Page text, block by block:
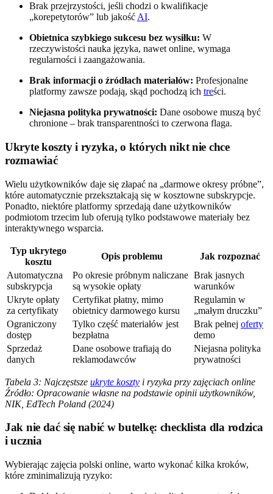
Brak przejrzystości, jeśli chodzi o kwalifikacje
„korepetytorów” lub jakość AI.
Obietnica szybkiego sukcesu bez wysiłku: W
rzeczywistości nauka języka, nawet online, wymaga
regularności i zaangażowania.
Brak informacji o źródłach materiałów: Profesjonalne
platformy zawsze podają, skąd pochodzą ich treści.
Niejasna polityka prywatności: Dane osobowe muszą być
chronione – brak transparentności to czerwona flaga.
Ukryte koszty i ryzyka, o których nikt nie chce
rozmawiać
Wielu użytkowników daje się złapać na „darmowe okresy próbne”,
które automatycznie przekształcają się w kosztowne subskrypcje.
Ponadto, niektóre platformy sprzedają dane użytkowników
podmiotom trzecim lub oferują tylko podstawowe materiały bez
interaktywnego wsparcia.
Typ ukrytego
kosztu
Opis problemu
Jak rozpoznać
Automatyczna
subskrypcja
Po okresie próbnym naliczane
są wysokie opłaty
Brak jasnych
warunków
Ukryte opłaty
za certyfikaty
Certyfikat płatny, mimo
obietnicy darmowego kursu
Regulamin w
„małym druczku”
Ograniczony
dostęp
Tylko część materiałów jest
bezpłatna
Brak pełnej oferty
demo
Sprzedaż
danych
Dane osobowe trafiają do
reklamodawców
Niejasna polityka
prywatności
Tabela 3: Najczęstsze ukryte koszty i ryzyka przy zajęciach online
Źródło: Opracowanie własne na podstawie opinii użytkowników,
NIK, EdTech Poland (2024)
Jak nie dać się nabić w butelkę: checklista dla rodzica
i ucznia
Wybierając zajęcia polski online, warto wykonać kilka kroków,
które zminimalizują ryzyko: